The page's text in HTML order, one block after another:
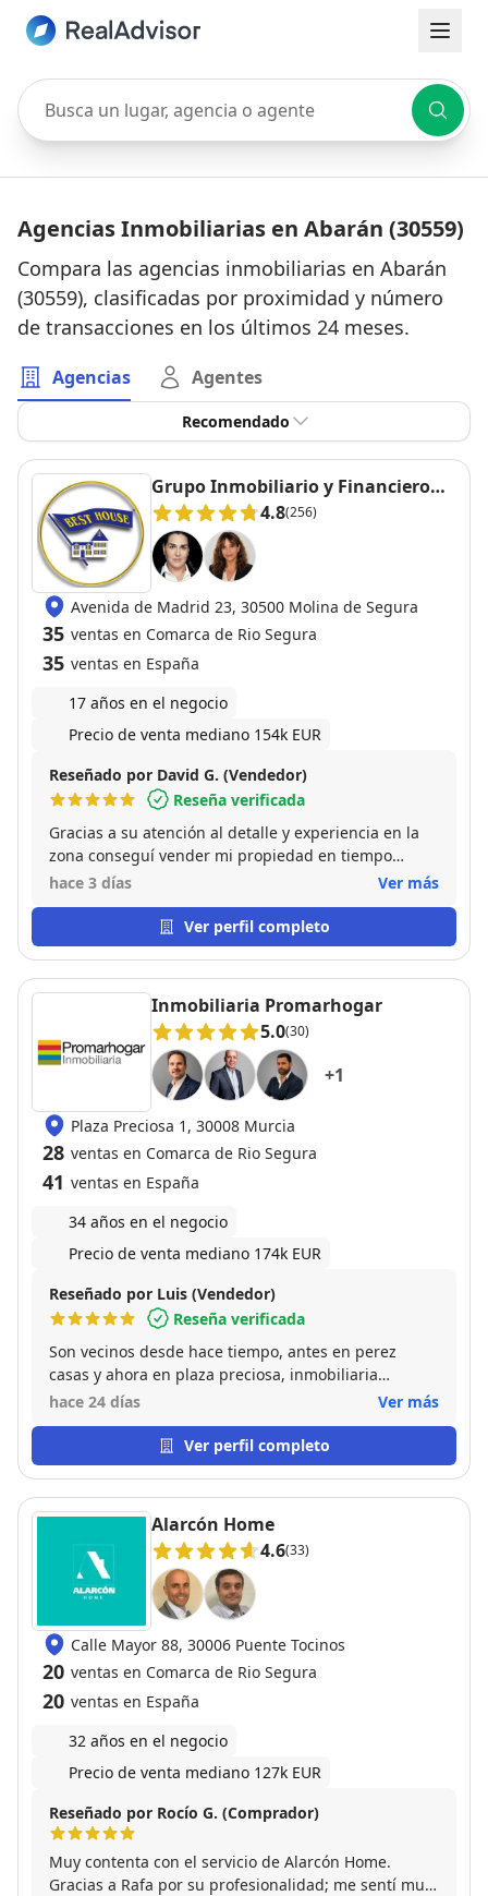
Busca un lugar, agencia o agente
Agencias Inmobiliarias en Abarán (30559)
Compara las agencias inmobiliarias en Abarán
(30559), clasificadas por proximidad y número
de transacciones en los últimos 24 meses.
Agencias Agentes
Recomendado
Grupo Inmobiliario y Financiero
Best House Molina de Segura
4.8(256)
Avenida de Madrid 23, 30500 Molina de Segura
35 ventas en Comarca de Rio Segura
35 ventas en España
17 años en el negocio
Precio de venta mediano 154k EUR
Reseñado por David G. (Vendedor)
Reseña verificada
Gracias a su atención al detalle y experiencia en la
zona conseguí vender mi propiedad en tiempo
récord. La recomiendo por su conocimiento del
operación. Gran profesional.
hace 3 días Ver más
Ver perfil completo
Inmobiliaria Promarhogar
5.0(30)
+1
Plaza Preciosa 1, 30008 Murcia
28 ventas en Comarca de Rio Segura
41 ventas en España
34 años en el negocio
Precio de venta mediano 174k EUR
Reseñado por Luis (Vendedor)
Reseña verificada
Son vecinos desde hace tiempo, antes en perez
casas y ahora en plaza preciosa, inmobiliaria
cercana, siempre trabaja la misma gente desde hace
vendido mi vivienda justo encima de su oficina
actual. recomendables
hace 24 días Ver más
Ver perfil completo
Alarcón Home
4.6(33)
Calle Mayor 88, 30006 Puente Tocinos
20 ventas en Comarca de Rio Segura
20 ventas en España
32 años en el negocio
Precio de venta mediano 127k EUR
Reseñado por Rocío G. (Comprador)
Muy contenta con el servicio de Alarcón Home.
Gracias a Rafa por su profesionalidad; me sentí muy